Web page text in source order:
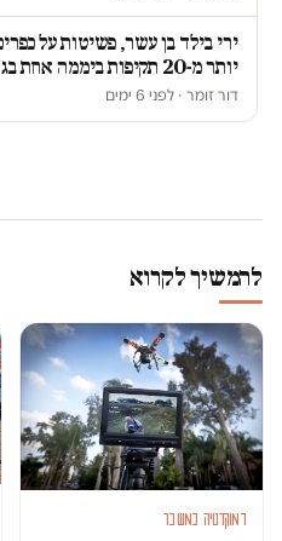
ירי בילד בן עשר, פשיטות על
יותר מ-20 תקיפות ביממה אחת בגדה
דור זומר · לפני 6 ימים
להמשיך לקרוא
דמוקרטיה במשבר